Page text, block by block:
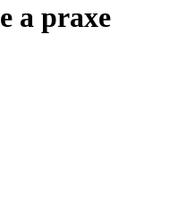
a praxe